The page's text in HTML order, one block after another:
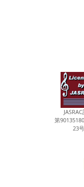
第
23号